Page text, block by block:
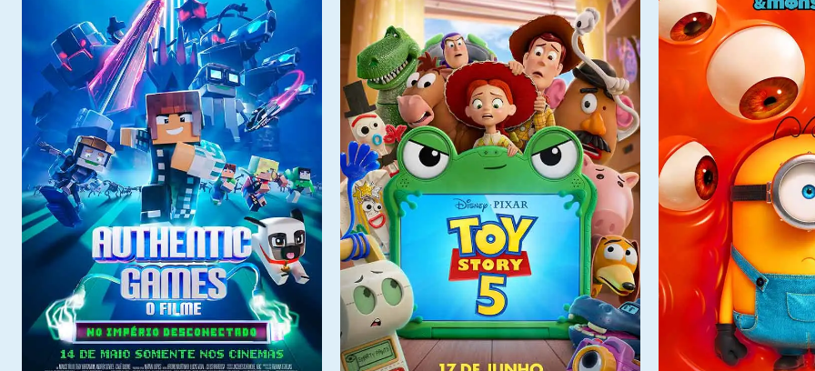
Dom - 09/08
Sala 2 12:25
Dom - 09/08
Sala 9 15:45, 18:30
Dom - 09/08
Sala 10 12:50